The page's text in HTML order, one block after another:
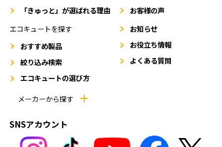
「きゅっと」が選ばれる理由
エコキュートを探す
おすすめ製品
絞り込み検索
エコキュートの選び方
メーカーから探す
お客様の声
お知らせ
お役立ち情報
よくある質問
SNSアカウント